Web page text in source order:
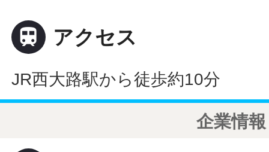
 アクセス
JR西大路駅から徒歩約10分
企業情報